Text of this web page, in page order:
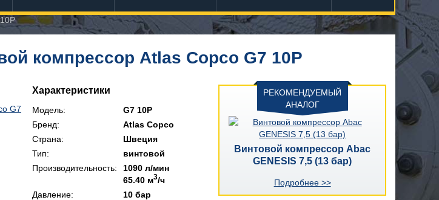
компрессор Atlas Copco G7 10P
Характеристики
Модель:
G7 10P
Бренд:
Atlas Copco
Страна:
Швеция
Тип:
винтовой
Производительность:
1090 л/мин
65.40 м3/ч
Давление:
10 бар
РЕКОМЕНДУЕМЫЙ
АНАЛОГ
Винтовой компрессор Abac
GENESIS 7,5 (13 бар)
Подробнее >>